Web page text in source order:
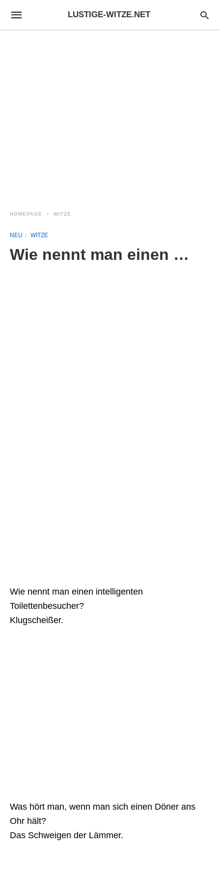
LUSTIGE-WITZE.NET
HOMEPAGE WITZE
NEU WITZE
Wie nennt man einen …
Wie nennt man einen intelligenten
Toilettenbesucher?
Klugscheißer.
Was hört man, wenn man sich einen Döner ans
Ohr hält?
Das Schweigen der Lämmer.